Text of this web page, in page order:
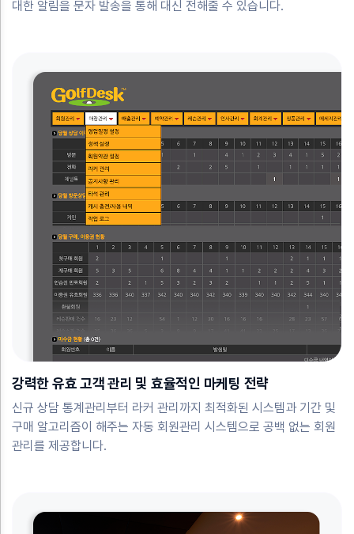
대한 알림을 문자 발송을 통해 대신 전해줄 수 있습니다.
강력한 유효 고객 관리 및 효율적인 마케팅 전략
신규 상담 통계관리부터 라커 관리까지 최적화된 시스템과 기간 및
구매 알고리즘이 해주는 자동 회원관리 시스템으로 공백 없는 회원
관리를 제공합니다.